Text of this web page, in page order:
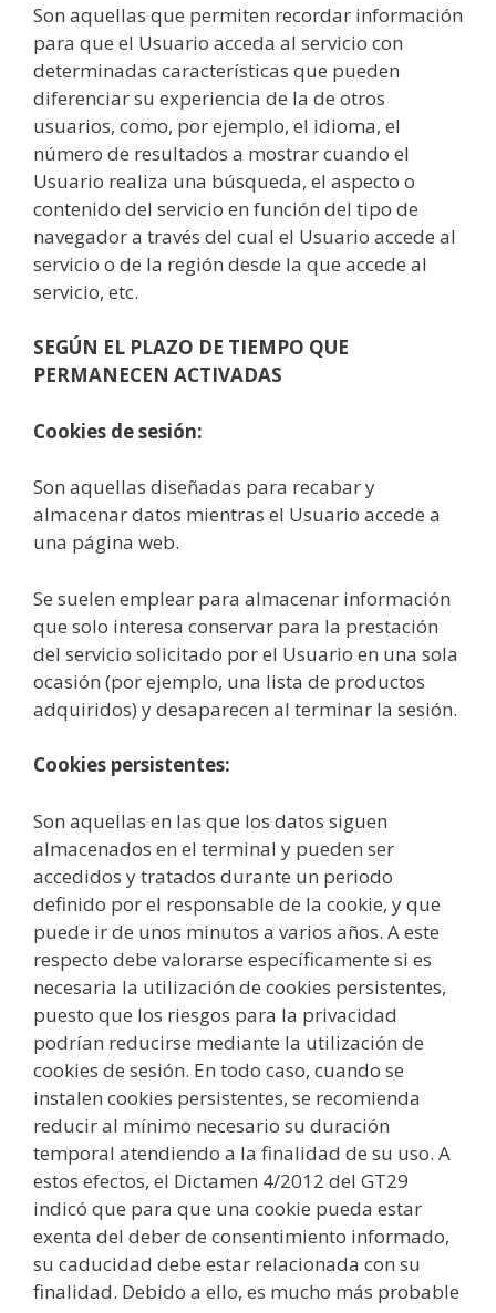
Son aquellas que permiten recordar información
para que el Usuario acceda al servicio con
determinadas características que pueden
diferenciar su experiencia de la de otros
usuarios, como, por ejemplo, el idioma, el
número de resultados a mostrar cuando el
Usuario realiza una búsqueda, el aspecto o
contenido del servicio en función del tipo de
navegador a través del cual el Usuario accede al
servicio o de la región desde la que accede al
servicio, etc.
SEGÚN EL PLAZO DE TIEMPO QUE
PERMANECEN ACTIVADAS
Cookies de sesión:
Son aquellas diseñadas para recabar y
almacenar datos mientras el Usuario accede a
una página web.
Se suelen emplear para almacenar información
que solo interesa conservar para la prestación
del servicio solicitado por el Usuario en una sola
ocasión (por ejemplo, una lista de productos
adquiridos) y desaparecen al terminar la sesión.
Cookies persistentes:
Son aquellas en las que los datos siguen
almacenados en el terminal y pueden ser
accedidos y tratados durante un periodo
definido por el responsable de la cookie, y que
puede ir de unos minutos a varios años. A este
respecto debe valorarse específicamente si es
necesaria la utilización de cookies persistentes,
puesto que los riesgos para la privacidad
podrían reducirse mediante la utilización de
cookies de sesión. En todo caso, cuando se
instalen cookies persistentes, se recomienda
reducir al mínimo necesario su duración
temporal atendiendo a la finalidad de su uso. A
estos efectos, el Dictamen 4/2012 del GT29
indicó que para que una cookie pueda estar
exenta del deber de consentimiento informado,
su caducidad debe estar relacionada con su
finalidad. Debido a ello, es mucho más probable